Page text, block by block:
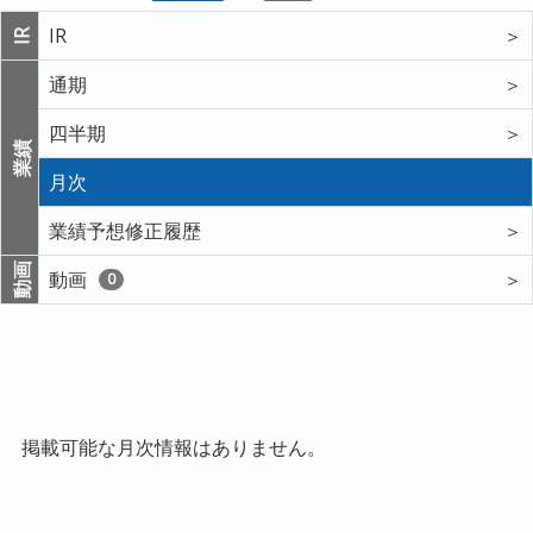
IR IR ＞
業績
通期
＞
四半期
＞
月次
業績予想修正履歴
＞
動画 動画 0 ＞
掲載可能な月次情報はありません。